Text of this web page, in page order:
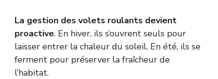
La gestion des volets roulants devient
proactive. En hiver, ils s’ouvrent seuls pour
laisser entrer la chaleur du soleil. En été, ils se
ferment pour préserver la fraîcheur de
l’habitat.